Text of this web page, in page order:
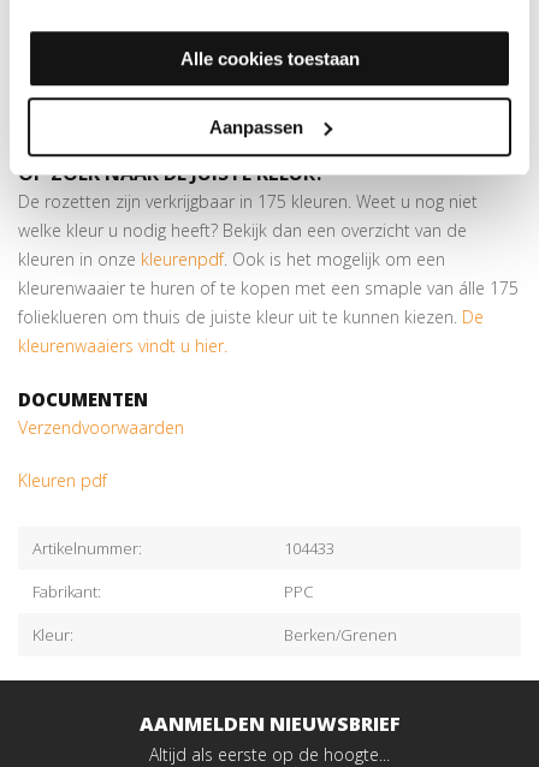
Alle cookies toestaan
Aanpassen
Bestaat uit 2 delen; u hoeft geen buizen te demonteren
Verkrijgbaar in meer dan175 kleuren
prijs is per 10 stuks!
OP ZOEK NAAR DE JUISTE KLEUR?
De rozetten zijn verkrijgbaar in 175 kleuren. Weet u nog niet
welke kleur u nodig heeft? Bekijk dan een overzicht van de
kleuren in onze kleurenpdf. Ook is het mogelijk om een
kleurenwaaier te huren of te kopen met een smaple van álle 175
folieklueren om thuis de juiste kleur uit te kunnen kiezen. De
kleurenwaaiers vindt u hier.
DOCUMENTEN
Verzendvoorwaarden
Kleuren pdf
Artikelnummer:
104433
Fabrikant:
PPC
Kleur:
Berken/Grenen
AANMELDEN NIEUWSBRIEF
Altijd als eerste op de hoogte...